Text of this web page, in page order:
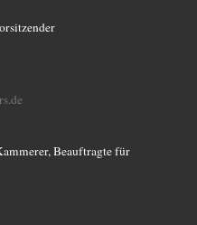
Beauftragte für